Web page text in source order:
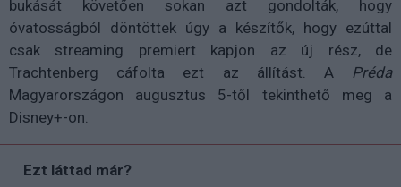
bukását követően sokan azt gondolták, hogy
óvatosságból döntöttek úgy a készítők, hogy ezúttal
csak streaming premiert kapjon az új rész, de
Trachtenberg cáfolta ezt az állítást. A Préda
Magyarországon augusztus 5-től tekinthető meg a
Disney+-on.
Ezt láttad már?